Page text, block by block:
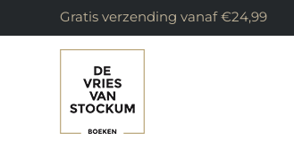
Gratis verzending vanaf €24,99